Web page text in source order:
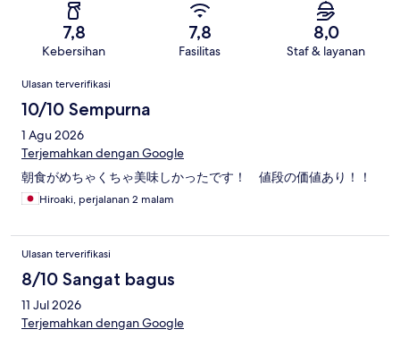
7,8
Kebersihan
7,8
Fasilitas
8,0
Staf & layanan
Ulasan
Ulasan terverifikasi
10/10 Sempurna
1 Agu 2026
Terjemahkan dengan Google
朝食がめちゃくちゃ美味しかったです！ 値段の価値あり！！
Hiroaki, perjalanan 2 malam
Ulasan terverifikasi
8/10 Sangat bagus
11 Jul 2026
Terjemahkan dengan Google